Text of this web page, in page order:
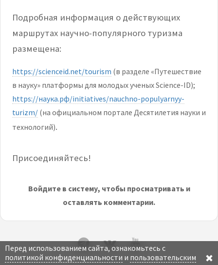
Подробная информация о действующих
маршрутах научно-популярного туризма
размещена:
https://scienceid.net/tourism (в разделе «Путешествие
в науку» платформы для молодых ученых Science-ID);
https://наука.рф/initiatives/nauchno-populyarnyy-
turizm/ (на официальном портале Десятилетия науки и
технологий).
Присоединяйтесь!
Войдите в систему, чтобы просматривать и
оставлять комментарии.
Перед использованием сайта, ознакомьтесь с
политикой конфиденциальности и пользовательским